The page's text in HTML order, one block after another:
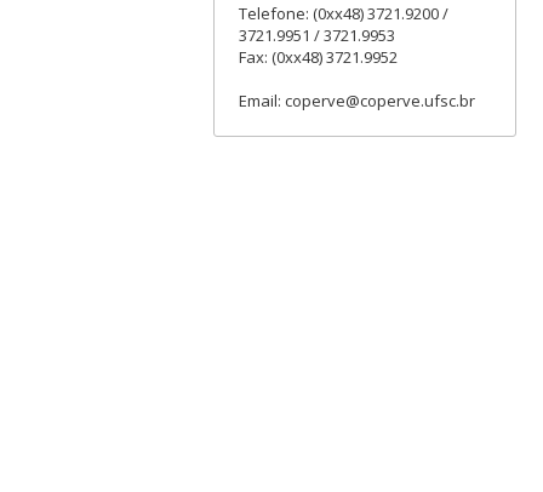
Telefone: (0xx48) 3721.9200 /
3721.9951 / 3721.9953
Fax: (0xx48) 3721.9952
Email: coperve@coperve.ufsc.br